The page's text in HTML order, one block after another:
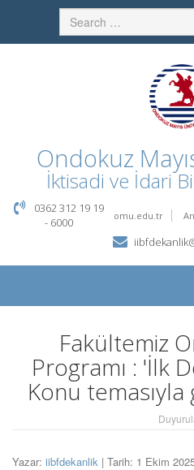
Ondokuz
İktisadi ve İdari
omu.edu.tr
0362 312 19 19
- 6000
Fakültemiz
Programı : 'İlk
Konu
Yazar: iibfdekanlik | Tarih: 1 Ekim